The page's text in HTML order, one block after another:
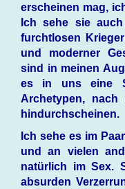
erscheinen mag,
Ich sehe sie
furchtlosen
und moderner
sind in meinen
es in uns eine
Archetypen,
hindurchscheinen.
Ich sehe es im
und an vielen
natürlich im Sex.
absurden